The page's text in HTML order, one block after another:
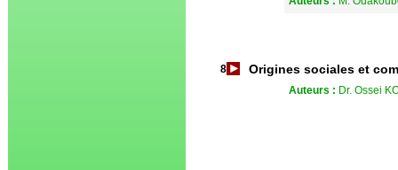
8 Origines sociales et
Auteurs : Dr. Ossei